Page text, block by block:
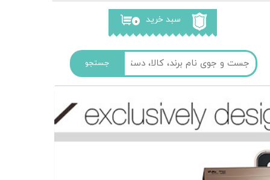
جستجو
خروج از حساب
۰ سبد خرید